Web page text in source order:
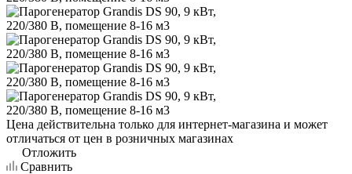
Цена действительна только для интернет-магазина и может
отличаться от цен в розничных магазинах
Отложить
Сравнить